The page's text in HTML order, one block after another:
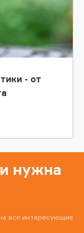
- от
нужна
все интересующие